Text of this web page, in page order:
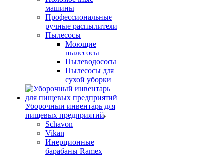
машины
Профессиональные
ручные распылители
Пылесосы
Моющие
пылесосы
Пылеводососы
Пылесосы для
сухой уборки
Уборочный инвентарь для
пищевых предприятий
Schavon
Vikan
Инерционные
барабаны Ramex